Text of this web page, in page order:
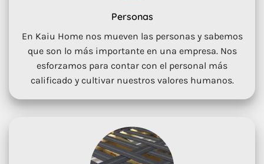
Personas
En Kaiu Home nos mueven las personas y sabemos
que son lo más importante en una empresa. Nos
esforzamos para contar con el personal más
calificado y cultivar nuestros valores humanos.